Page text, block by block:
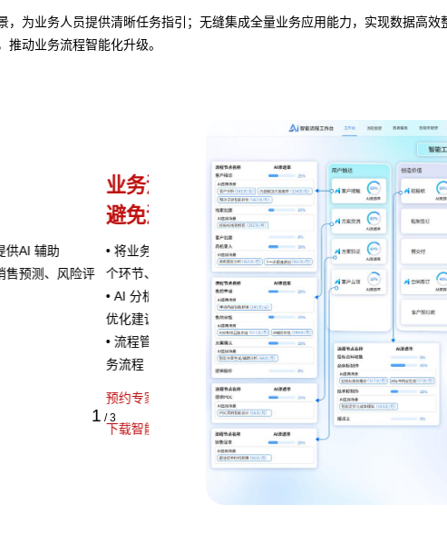
，为业务人员提供清晰任务指引；无缝集成全量业务应用能力，实现数据高
动业务流程智能化升级。
现，清晰展示流程的各
阶段
据，定位瓶颈并提供流程
置等方式即可快速定义业
1 /3